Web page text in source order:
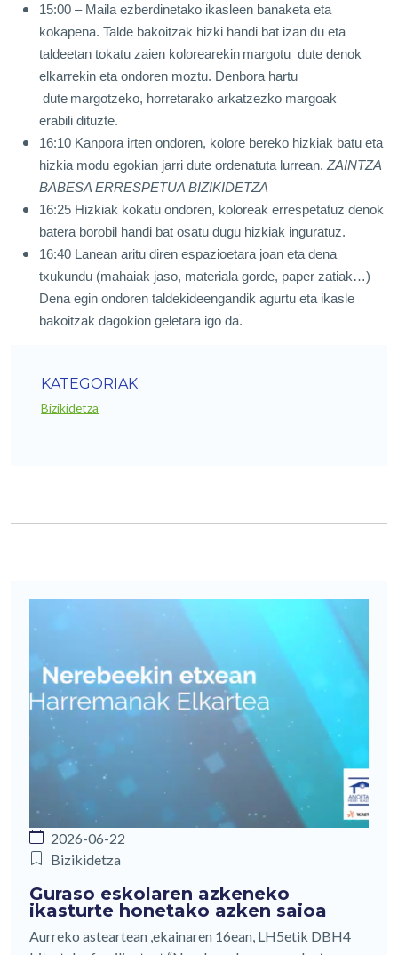
15:00 – Maila ezberdinetako ikasleen banaketa eta
kokapena. Talde bakoitzak hizki handi bat izan du eta
taldeetan tokatu zaien kolorearekin margotu dute denok
elkarrekin eta ondoren moztu. Denbora hartu
dute margotzeko, horretarako arkatzezko margoak
erabili dituzte.
16:10 Kanpora irten ondoren, kolore bereko hizkiak batu eta
hizkia modu egokian jarri dute ordenatuta lurrean. ZAINTZA
BABESA ERRESPETUA BIZIKIDETZA
16:25 Hizkiak kokatu ondoren, koloreak errespetatuz denok
batera borobil handi bat osatu dugu hizkiak inguratuz.
16:40 Lanean aritu diren espazioetara joan eta dena
txukundu (mahaiak jaso, materiala gorde, paper zatiak…)
Dena egin ondoren taldekideengandik agurtu eta ikasle
bakoitzak dagokion geletara igo da.
KATEGORIAK
Bizikidetza
2026-06-22
Bizikidetza
Guraso eskolaren azkeneko
ikasturte honetako azken saioa
Aurreko asteartean ,ekainaren 16ean, LH5etik DBH4